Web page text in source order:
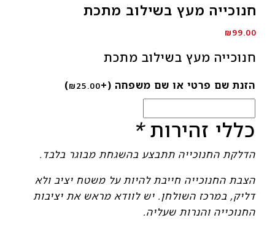
חנוכייה מעץ בשילוב מתכת
₪99.00
חנוכייה מעץ בשילוב מתכת
הזנת שם פרטי או שם משפחה (+
₪25.00
)
כללי זהירות*
הדלקת החנוכייה תתבצע בהשגחת מבוגר בלבד.
הצבת החנוכייה חייבת להיות על משטח יציב ולא
דליק, במרכז השולחן. יש לוודא מראש את יציבות
החנוכייה והנרות שעליה.